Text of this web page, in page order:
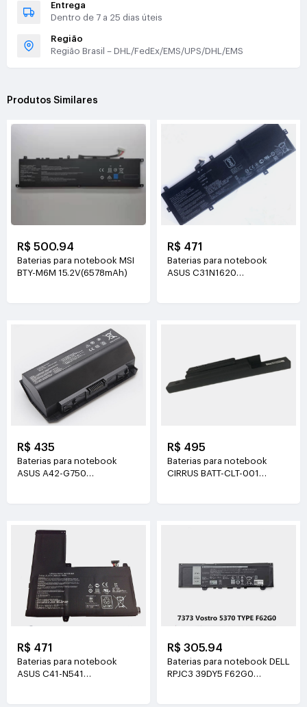
Entrega
Dentro de 7 a 25 dias úteis
Região
Região Brasil – DHL/FedEx/EMS/UPS/DHL/EMS
Produtos Similares
R$ 500.94
Baterias para notebook MSI
BTY-M6M 15.2V(6578mAh)
R$ 471
Baterias para notebook
ASUS C31N1620
R$ 435
Baterias para notebook
ASUS A42-G750
R$ 495
Baterias para notebook
CIRRUS BATT-CLT-001
R$ 471
Baterias para notebook
ASUS C41-N541
R$ 305.94
Baterias para notebook DELL
RPJC3 39DY5 F62G0